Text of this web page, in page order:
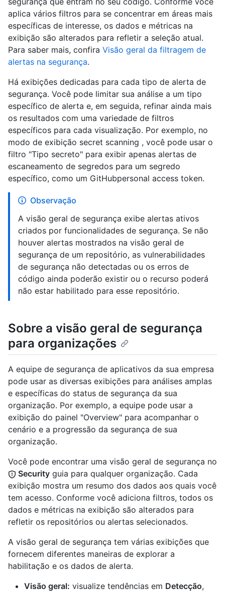
aplica vários filtros para se concentrar em áreas mais
específicas de interesse, os dados e métricas na
exibição são alterados para refletir a seleção atual.
Para saber mais, confira Visão geral da filtragem de
alertas na segurança.
Há exibições dedicadas para cada tipo de alerta de
segurança. Você pode limitar sua análise a um tipo
específico de alerta e, em seguida, refinar ainda mais
os resultados com uma variedade de filtros
específicos para cada visualização. Por exemplo, no
modo de exibição secret scanning , você pode usar o
filtro "Tipo secreto" para exibir apenas alertas de
escaneamento de segredos para um segredo
específico, como um GitHubpersonal access token.
Observação
A visão geral de segurança exibe alertas ativos
criados por funcionalidades de segurança. Se não
houver alertas mostrados na visão geral de
segurança de um repositório, as vulnerabilidades
de segurança não detectadas ou os erros de
código ainda poderão existir ou o recurso poderá
não estar habilitado para esse repositório.
Sobre a visão geral de segurança
para organizações
A equipe de segurança de aplicativos da sua empresa
pode usar as diversas exibições para análises amplas
e específicas do status de segurança da sua
organização. Por exemplo, a equipe pode usar a
exibição do painel "Overview" para acompanhar o
cenário e a progressão da segurança de sua
organização.
Você pode encontrar uma visão geral de segurança no
Security guia para qualquer organização. Cada
exibição mostra um resumo dos dados aos quais você
tem acesso. Conforme você adiciona filtros, todos os
dados e métricas na exibição são alterados para
refletir os repositórios ou alertas selecionados.
A visão geral de segurança tem várias exibições que
fornecem diferentes maneiras de explorar a
habilitação e os dados de alerta.
Visão geral: visualize tendências em Detecção,